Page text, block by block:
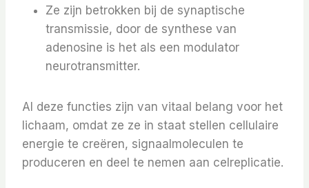
Ze zijn betrokken bij de synaptische
transmissie, door de synthese van
adenosine is het als een modulator
neurotransmitter.
Al deze functies zijn van vitaal belang voor het
lichaam, omdat ze ze in staat stellen cellulaire
energie te creëren, signaalmoleculen te
produceren en deel te nemen aan celreplicatie.